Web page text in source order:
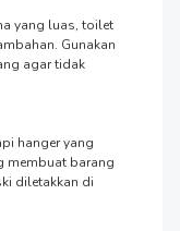
Gunakan
agar tidak
membuat barang
diletakkan di